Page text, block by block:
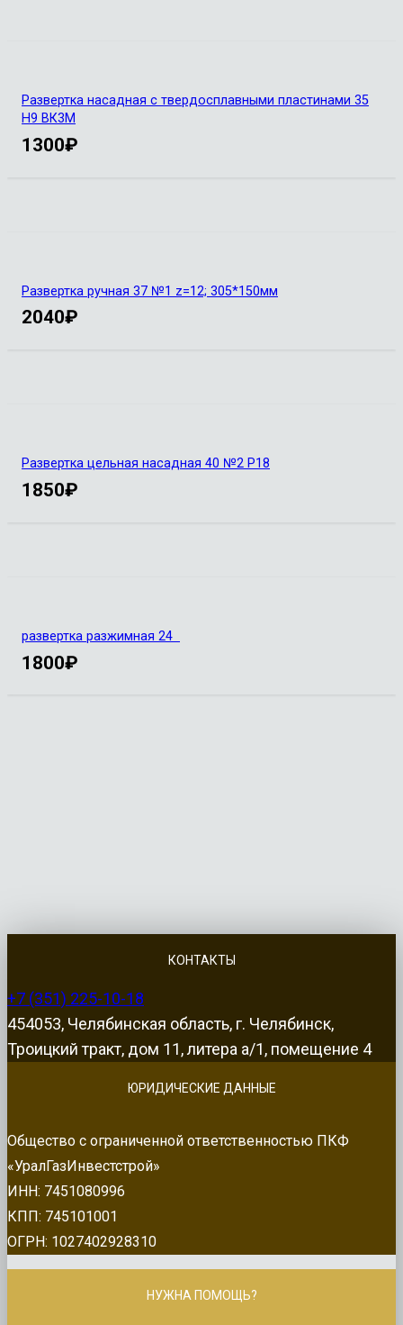
Развертка насадная с твердосплавными пластинами 35
Н9 ВК3М
1300₽
Развертка ручная 37 №1 z=12; 305*150мм
2040₽
Развертка цельная насадная 40 №2 Р18
1850₽
развертка разжимная 24
1800₽
КОНТАКТЫ
+7 (351) 225-10-18
454053, Челябинская область, г. Челябинск,
Троицкий тракт, дом 11, литера а/1, помещение 4
ЮРИДИЧЕСКИЕ ДАННЫЕ
Общество с ограниченной ответственностью ПКФ
«УралГазИнвестстрой»
ИНН: 7451080996
КПП: 745101001
ОГРН: 1027402928310
НУЖНА ПОМОЩЬ?